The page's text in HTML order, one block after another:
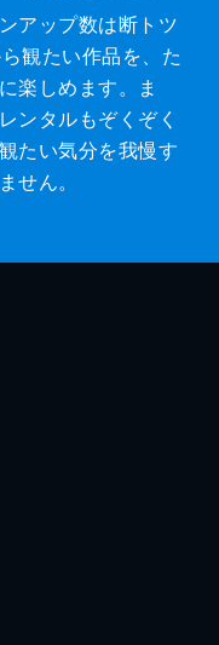
アップ数は断トツ
観たい作品を、た
楽しめます。ま
ンタルもぞくぞく
たい気分を我慢す
せん。